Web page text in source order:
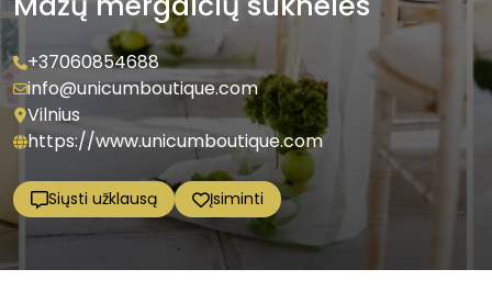
+37060854688
info@unicumboutique.com
Vilnius
https://www.unicumboutique.com
Siųsti užklausą Įsiminti